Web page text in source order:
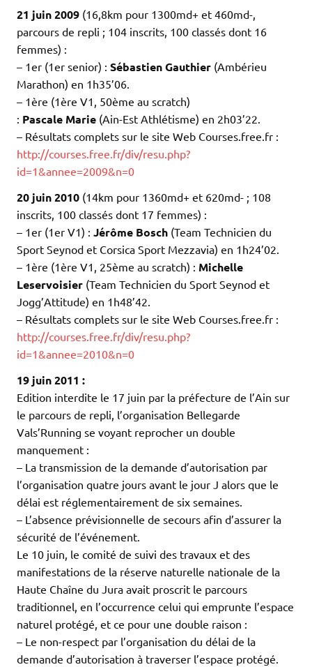
21 juin 2009 (16,8km pour 1300md+ et 460md-,
parcours de repli ; 104 inscrits, 100 classés dont 16
femmes) :
– 1er (1er senior) : Sébastien Gauthier (Ambérieu
Marathon) en 1h35’06.
– 1ère (1ère V1, 50ème au scratch)
: Pascale Marie (Ain-Est Athlétisme) en 2h03’22.
– Résultats complets sur le site Web Courses.free.fr :
http://courses.free.fr/div/resu.php?
id=1&annee=2009&n=0
20 juin 2010 (14km pour 1360md+ et 620md- ; 108
inscrits, 100 classés dont 17 femmes) :
– 1er (1er V1) : Jérôme Bosch (Team Technicien du
Sport Seynod et Corsica Sport Mezzavia) en 1h24’02.
– 1ère (1ère V1, 25ème au scratch) : Michelle
Leservoisier (Team Technicien du Sport Seynod et
Jogg’Attitude) en 1h48’42.
– Résultats complets sur le site Web Courses.free.fr :
http://courses.free.fr/div/resu.php?
id=1&annee=2010&n=0
19 juin 2011 :
Edition interdite le 17 juin par la préfecture de l’Ain sur
le parcours de repli, l’organisation Bellegarde
Vals’Running se voyant reprocher un double
manquement :
– La transmission de la demande d’autorisation par
l’organisation quatre jours avant le jour J alors que le
délai est réglementairement de six semaines.
– L’absence prévisionnelle de secours afin d’assurer la
sécurité de l’événement.
Le 10 juin, le comité de suivi des travaux et des
manifestations de la réserve naturelle nationale de la
Haute Chaîne du Jura avait proscrit le parcours
traditionnel, en l’occurrence celui qui emprunte l’espace
naturel protégé, et ce pour une double raison :
– Le non-respect par l’organisation du délai de la
demande d’autorisation à traverser l’espace protégé.